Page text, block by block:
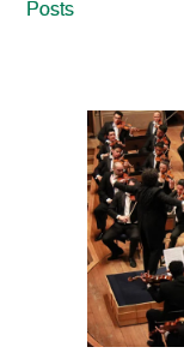
Posts